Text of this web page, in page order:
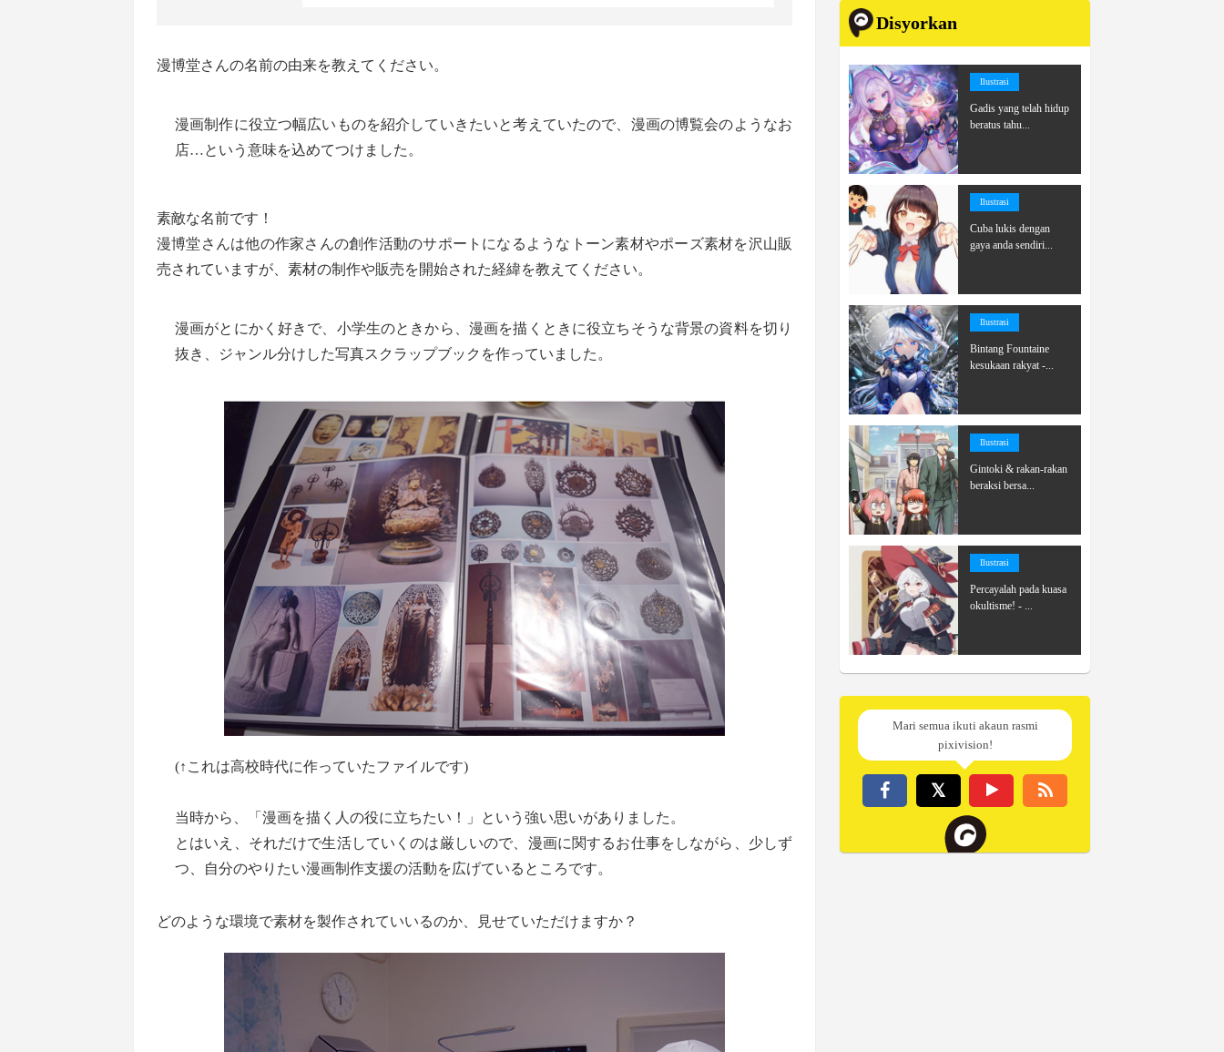
漫博堂さんの名前の由来を教えてください。
漫画制作に役立つ幅広いものを紹介していきたいと考えていたので、漫画の博覧会のようなお
店…という意味を込めてつけました。
素敵な名前です！
漫博堂さんは他の作家さんの創作活動のサポートになるようなトーン素材やポーズ素材を沢山販
売されていますが、素材の制作や販売を開始された経緯を教えてください。
漫画がとにかく好きで、小学生のときから、漫画を描くときに役立ちそうな背景の資料を切り
抜き、ジャンル分けした写真スクラップブックを作っていました。
(↑これは高校時代に作っていたファイルです)
当時から、「漫画を描く人の役に立ちたい！」という強い思いがありました。
とはいえ、それだけで生活していくのは厳しいので、漫画に関するお仕事をしながら、少しず
つ、自分のやりたい漫画制作支援の活動を広げているところです。
どのような環境で素材を製作されていいるのか、見せていただけますか？
Disyorkan
Ilustrasi
Gadis yang telah hidup
beratus tahu...
Ilustrasi
Cuba lukis dengan
gaya anda sendiri...
Ilustrasi
Bintang Fountaine
kesukaan rakyat -...
Ilustrasi
Gintoki & rakan-rakan
beraksi bersa...
Ilustrasi
Percayalah pada kuasa
okultisme! - ...
Mari semua ikuti akaun rasmi
pixivision!